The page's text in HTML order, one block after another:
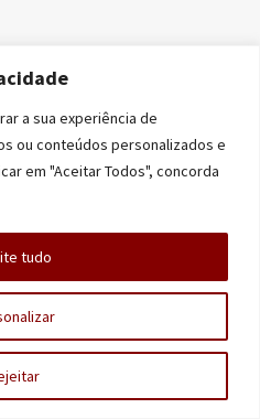
a sua experiência de
ou conteúdos personalizados e
em "Aceitar Todos", concorda
tudo
e Memória